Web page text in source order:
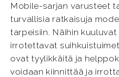
Mobile-sarjan varusteet
turvallisia ratkaisuja
tarpeisiin. Näihin kuuluvat
irrotettavat
ovat tyylikkäitä ja
voidaan kiinnittää ja